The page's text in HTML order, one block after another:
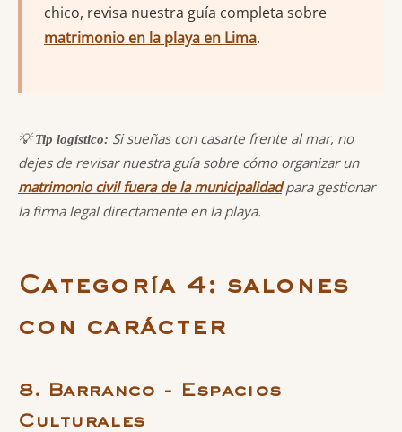
chico, revisa nuestra guía completa sobre
matrimonio en la playa en Lima.
💡Tip logístico: Si sueñas con casarte frente al mar, no
dejes de revisar nuestra guía sobre cómo organizar un
matrimonio civil fuera de la municipalidadpara gestionar
la firma legal directamente en la playa.
Categoría 4: salones
con carácter
8. Barranco - Espacios
Culturales